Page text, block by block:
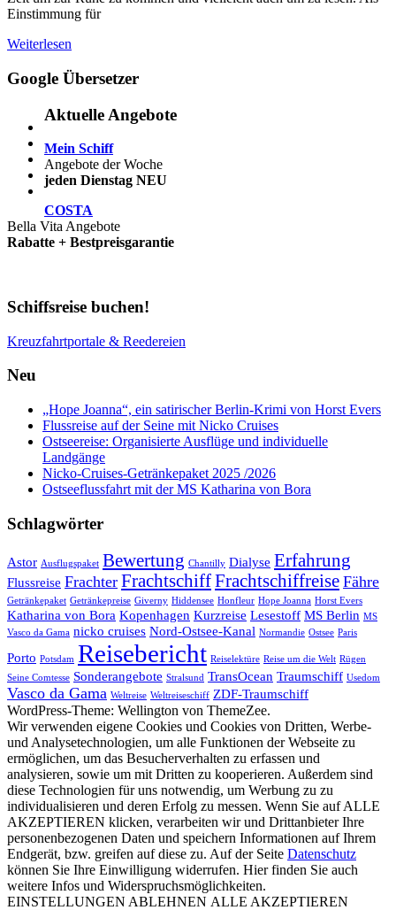
Einstimmung für
Weiterlesen
Google Übersetzer
Aktuelle Angebote
Mein Schiff
Angebote der Woche
jeden Dienstag NEU
COSTA
Bella Vita Angebote
Rabatte + Bestpreisgarantie
Schiffsreise buchen!
Kreuzfahrtportale & Reedereien
Neu
„Hope Joanna“, ein satirischer Berlin-Krimi von Horst Evers
Flussreise auf der Seine mit Nicko Cruises
Ostseereise: Organisierte Ausflüge und individuelle
Landgänge
Nicko-Cruises-Getränkepaket 2025 /2026
Ostseeflussfahrt mit der MS Katharina von Bora
Schlagwörter
Astor Ausflugspaket Bewertung Chantilly Dialyse Erfahrung
Flussreise Frachter FrachtschiffFrachtschiffreise Fähre
Getränkepaket Getränkepreise Giverny Hiddensee Honfleur Hope Joanna Horst Evers
Katharina von Bora Kopenhagen Kurzreise Lesestoff MS Berlin MS
Vasco da Gama nicko cruises Nord-Ostsee-Kanal Normandie Ostsee Paris
Porto Potsdam Reisebericht Reiselektüre Reise um die Welt Rügen
Seine Comtesse Sonderangebote Stralsund TransOcean Traumschiff Usedom
Vasco da Gama Weltreise Weltreiseschiff ZDF-Traumschiff
WordPress-Theme: Wellington von ThemeZee.
Wir verwenden eigene Cookies und Cookies von Dritten, Werbe-
und Analysetechnologien, um alle Funktionen der Webseite zu
ermöglichen, um das Besucherverhalten zu erfassen und
analysieren, sowie um mit Dritten zu kooperieren. Außerdem sind
diese Technologien für uns notwendig, um Werbung zu zu
individualisieren und deren Erfolg zu messen. Wenn Sie auf ALLE
AKZEPTIEREN klicken, verarbeiten wir und Drittanbieter Ihre
personenbezogenen Daten und speichern Informationen auf Ihrem
Endgerät, bzw. greifen auf diese zu. Auf der Seite Datenschutz
können Sie Ihre Einwilligung widerrufen. Hier finden Sie auch
weitere Infos und Widerspruchsmöglichkeiten.
EINSTELLUNGEN ABLEHNEN ALLE AKZEPTIEREN